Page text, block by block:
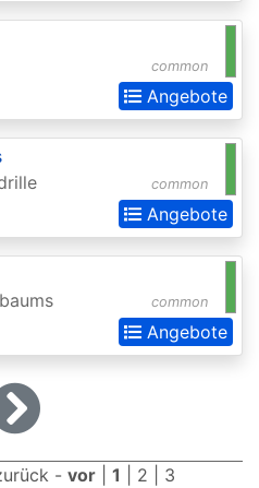
common
Angebote
common
Angebote
common
Angebote
- vor 1 2 3